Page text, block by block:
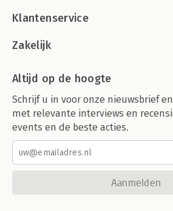
Klantenservice
Zakelijk
Altijd op de hoogte
Schrijf u in voor onze nieuwsbrief
met relevante interviews en
events en de beste acties.
Aanmelden